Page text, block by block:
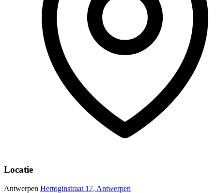
Locatie
Antwerpen Hertoginstraat 17, Antwerpen